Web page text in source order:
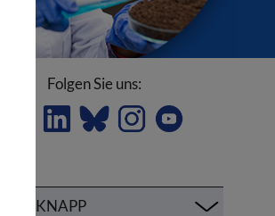
Folgen Sie uns:
& KNAPP